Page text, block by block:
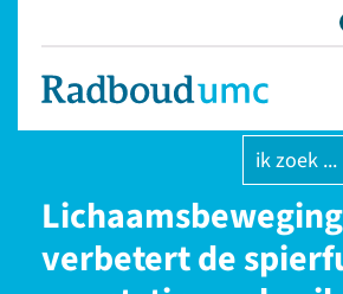
ik zoek ...
Lichaamsbeweging
verbetert de